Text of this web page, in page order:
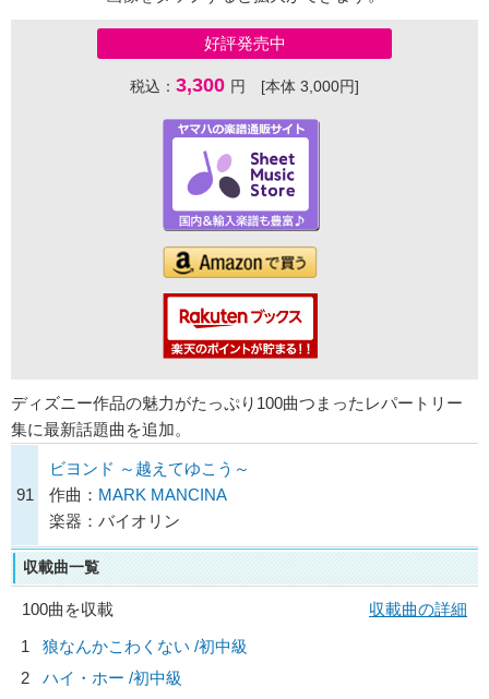
好評発売中
税込： 3,300 円 [本体 3,000円]
ディズニー作品の魅力がたっぷり100曲つまったレパートリー
集に最新話題曲を追加。
91
ビヨンド ～越えてゆこう～
作曲： MARK MANCINA
楽器：バイオリン
収載曲一覧
100曲を収載
収載曲の詳細
1
狼なんかこわくない /初中級
2
ハイ・ホー /初中級